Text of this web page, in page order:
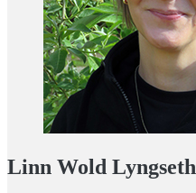
Linn Wold Lyngseth